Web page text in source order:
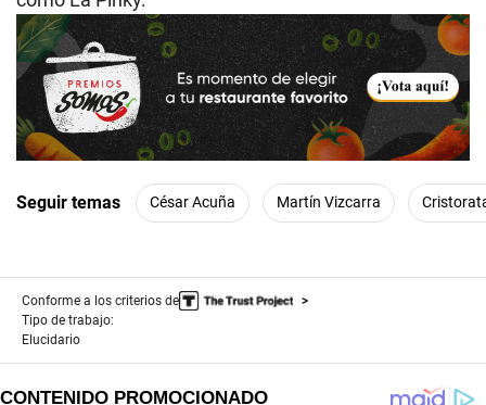
Seguir temas César Acuña Martín Vizcarra
Conforme a los criterios de
Tipo de trabajo:
Elucidario